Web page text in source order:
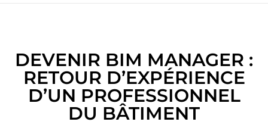
DEVENIR BIM MANAGER :
RETOUR D’EXPÉRIENCE
D’UN PROFESSIONNEL
DU BÂTIMENT